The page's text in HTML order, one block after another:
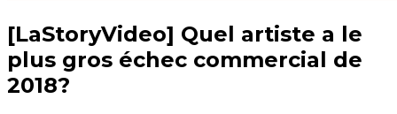
[LaStoryVideo] Quel artiste a le
plus gros échec commercial de
2018?